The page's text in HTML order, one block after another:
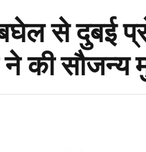
से दुबई
ने की सौजन्य